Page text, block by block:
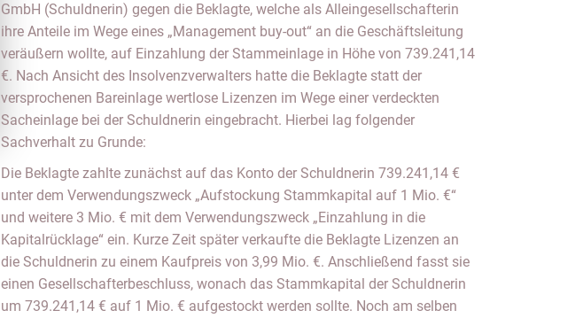
GmbH (Schuldnerin) gegen die Beklagte, welche als Alleingesellschafterin
ihre Anteile im Wege eines „Management buy-out“ an die Geschäftsleitung
veräußern wollte, auf Einzahlung der Stammeinlage in Höhe von 739.241,14
€. Nach Ansicht des Insolvenzverwalters hatte die Beklagte statt der
versprochenen Bareinlage wertlose Lizenzen im Wege einer verdeckten
Sacheinlage bei der Schuldnerin eingebracht. Hierbei lag folgender
Sachverhalt zu Grunde:
Die Beklagte zahlte zunächst auf das Konto der Schuldnerin 739.241,14 €
unter dem Verwendungszweck „Aufstockung Stammkapital auf 1 Mio. €“
und weitere 3 Mio. € mit dem Verwendungszweck „Einzahlung in die
Kapitalrücklage“ ein. Kurze Zeit später verkaufte die Beklagte Lizenzen an
die Schuldnerin zu einem Kaufpreis von 3,99 Mio. €. Anschließend fasst sie
einen Gesellschafterbeschluss, wonach das Stammkapital der Schuldnerin
um 739.241,14 € auf 1 Mio. € aufgestockt werden sollte. Noch am selben